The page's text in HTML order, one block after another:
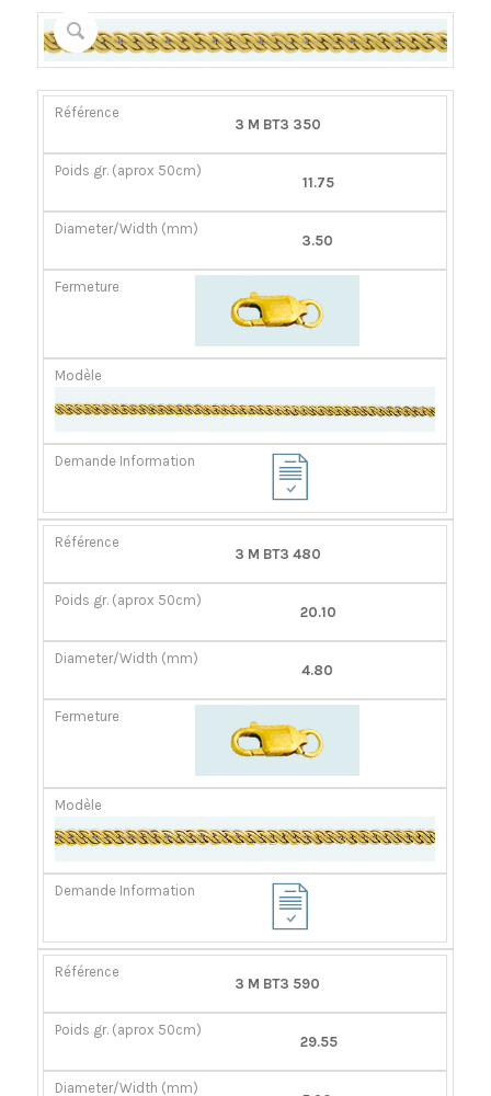
RÉFÉRENCE
(APROX
DIAMÈTER/LARGEUR
3 M BT3 350
11.75
3.50
3 M BT3 480
20.10
4.80
3 M BT3 590
29.55